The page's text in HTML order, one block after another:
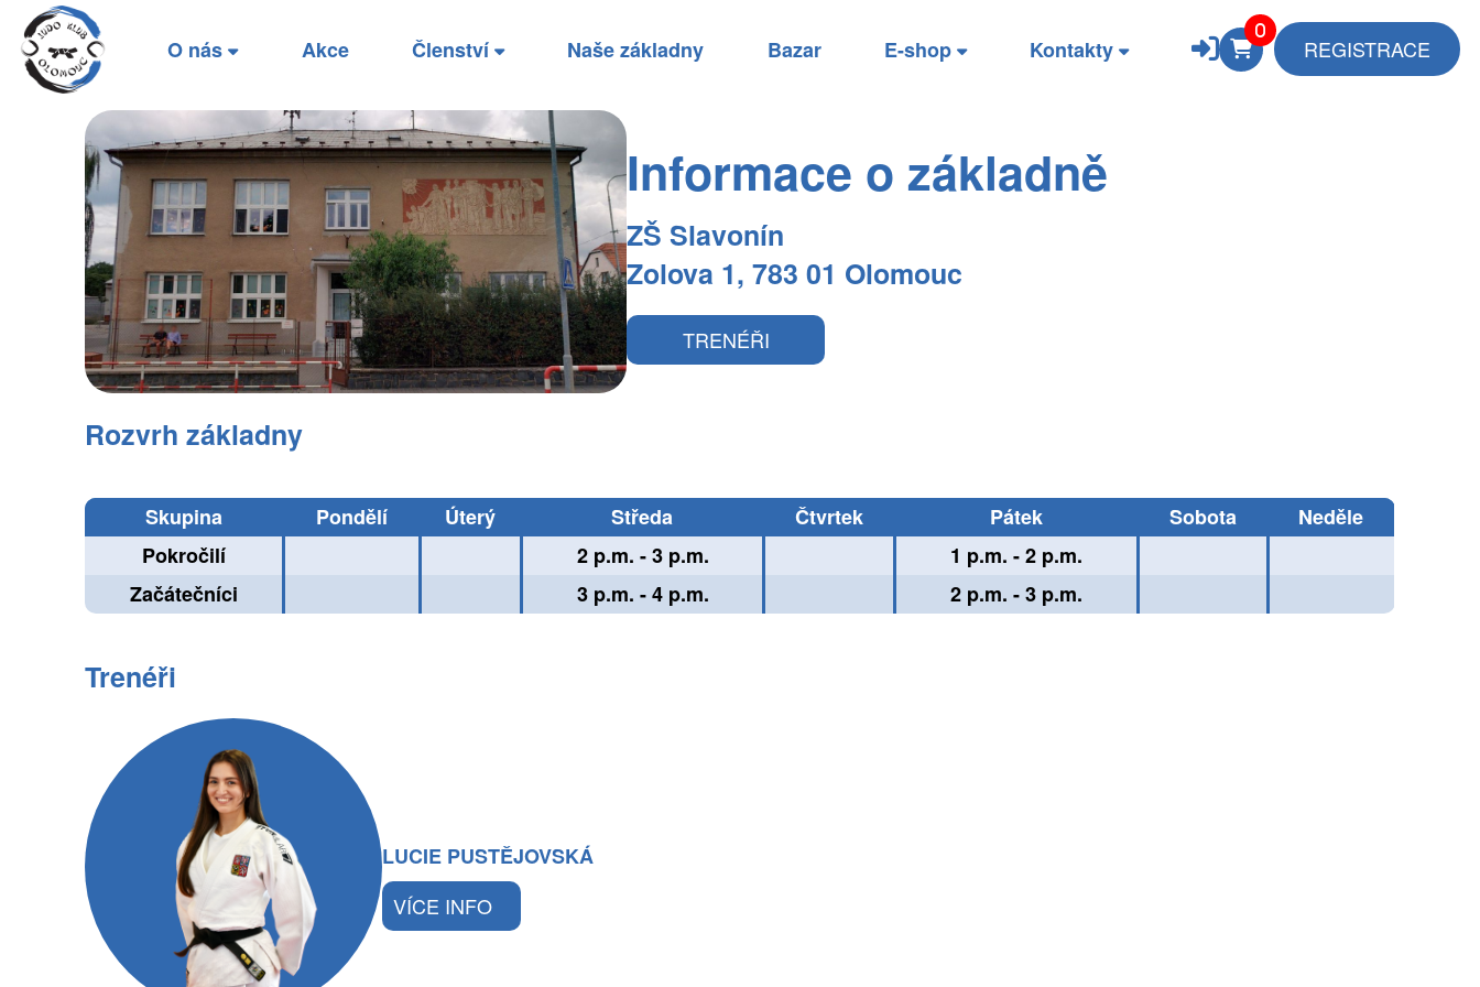
O nás Akce Členství Naše základny Bazar E-shop Kontakty REGISTRACE
Informace o základně
ZŠ Slavonín
Zolova 1, 783 01 Olomouc
TRENÉŘI
Rozvrh základny
Skupina Pondělí Úterý Středa Čtvrtek Pátek Sobota
Neděle
Pokročilí
2 p.m. - 3 p.m.
1 p.m. - 2 p.m.
Začátečníci
3 p.m. - 4 p.m. 2 p.m. - 3 p.m.
Trenéři
LUCIE PUSTĚJOVSKÁ
VÍCE INFO